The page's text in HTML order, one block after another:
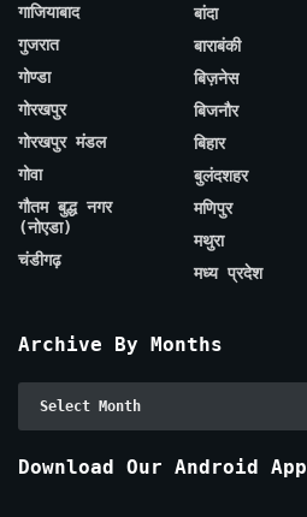
गाजियाबाद
गुजरात
गोण्डा
गोरखपुर
गोरखपुर मंडल
गोवा
गौतम बुद्ध नगर
(नोएडा)
चंडीगढ़
बांदा
बाराबंकी
बिज़नेस
बिजनौर
बिहार
बुलंदशहर
मणिपुर
मथुरा
मध्य प्रदेश
Archive By Months
Download Our Android App